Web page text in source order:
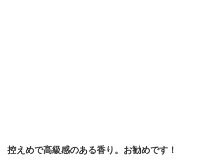
控えめで高級感のある香り。お勧めです！